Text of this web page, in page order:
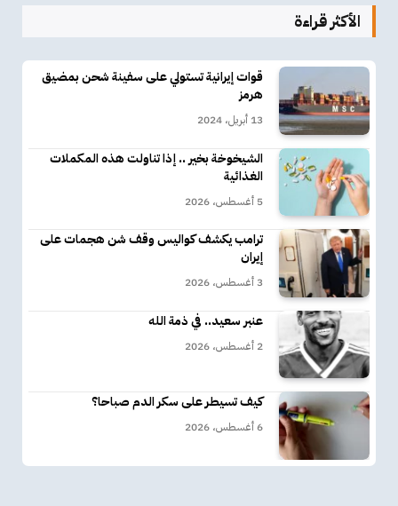
الأكثر قراءة
قوات إيرانية تستولي على سفينة شحن بمضيق
هرمز
13 أبريل، 2024
الشيخوخة بخير .. إذا تناولت هذه المكملات
الغذائية
5 أغسطس، 2026
ترامب يكشف كواليس وقف شن هجمات على
إيران
3 أغسطس، 2026
عنبر سعيد.. في ذمة الله
2 أغسطس، 2026
كيف تسيطر على سكر الدم صباحا؟
6 أغسطس، 2026